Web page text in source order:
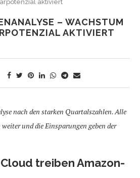
aktiviert
– WACHSTUM
AKTIVIERT
nach den starken Quartalszahlen. Alle
weiter und die Einsparungen geben der
treiben Amazon-